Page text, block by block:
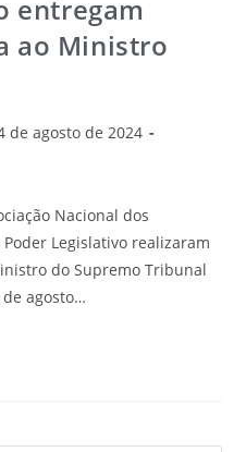
entregam
ao Ministro
de agosto de 2024
Nacional dos
Legislativo realizaram
do Supremo Tribunal
de agosto…